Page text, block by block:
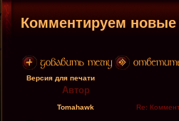
Комментируем
Версия для печати
Автор
Tomahawk Re: